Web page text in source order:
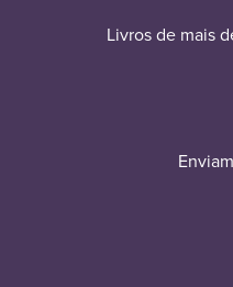
Livros de mais